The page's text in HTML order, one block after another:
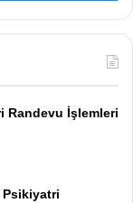
Randevu İşlemleri
Psikiyatri